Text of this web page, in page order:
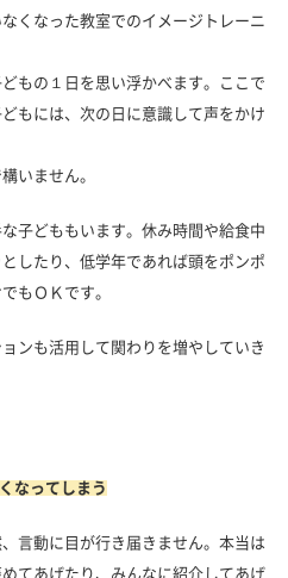
くなった教室でのイメージトレーニ
もの１日を思い浮かべます。ここで
もには、次の日に意識して声をかけ
いません。
子どももいます。休み時間や給食中
したり、低学年であれば頭をポンポ
もＯＫです。
ンも活用して関わりを増やしていき
なってしまう
言動に目が行き届きません。本当は
てあげたり、みんなに紹介してあげ